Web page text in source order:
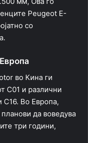
Peugeot E-
со
во Кина ги
C01 и различни
C16. Во Европа,
да воведува
три години,